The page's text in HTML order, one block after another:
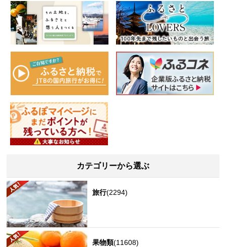
カテゴリーから選ぶ
旅行(2294)
果物類(11608)